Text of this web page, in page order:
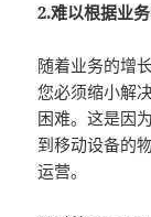
2.难以根据业
随着业务的增
您必须缩小解
困难。这是因
到移动设备的
运营。